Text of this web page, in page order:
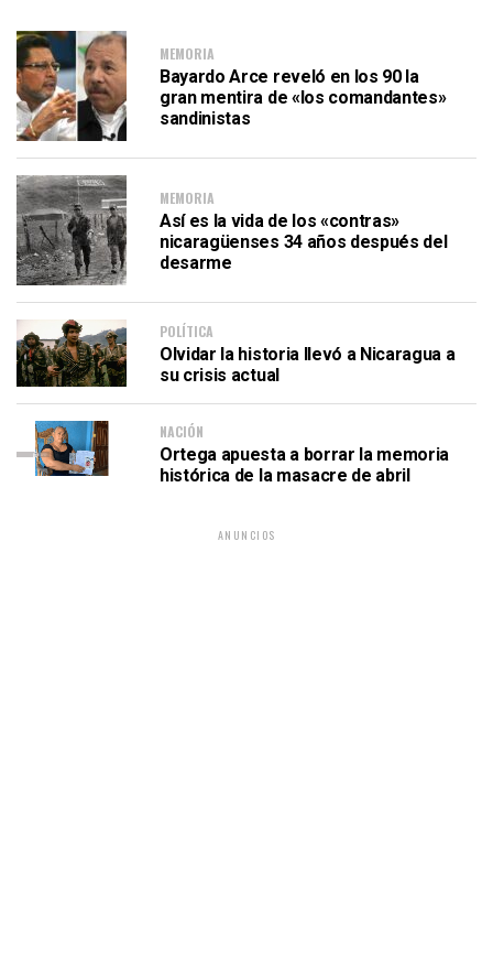
MEMORIA
Bayardo Arce reveló en los 90 la
gran mentira de «los comandantes»
sandinistas
MEMORIA
Así es la vida de los «contras»
nicaragüenses 34 años después del
desarme
POLÍTICA
Olvidar la historia llevó a Nicaragua a
su crisis actual
NACIÓN
Ortega apuesta a borrar la memoria
histórica de la masacre de abril
ANUNCIOS